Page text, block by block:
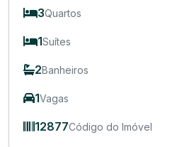
3Quartos
1Suítes
2Banheiros
1Vagas
12877Código do Imóvel